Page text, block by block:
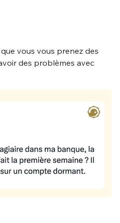
vous vous prenez des
des problèmes avec